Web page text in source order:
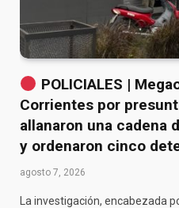
POLICIALES |
Corrientes por
allanaron una cadena
y ordenaron cinco
agosto 7, 2026
La investigación, encabezada